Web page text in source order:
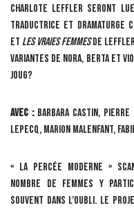
Charlote Leffler seront
traductrice et dramaturge
et Les Vraies Femmesde
Variantes de Nora, Berta et
joug?
Avec :Barbara Castin, Pierre
Lepecq, Marion Malenfant,
« La percée moderne »
Nombre de femmes y
souvent dans l’oubli. Le